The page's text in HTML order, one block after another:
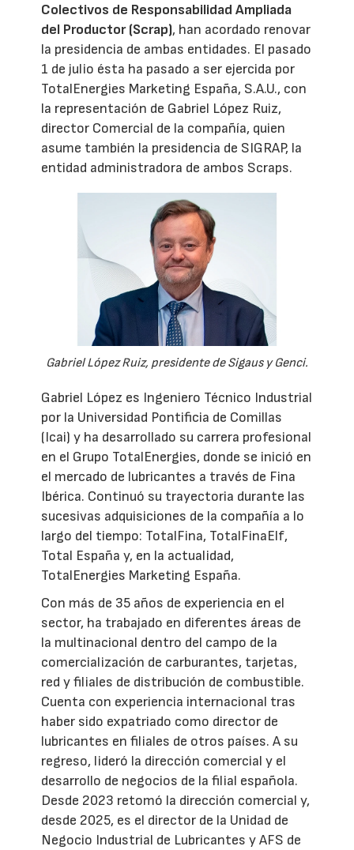
Colectivos de Responsabilidad Ampliada
del Productor (Scrap), han acordado renovar
la presidencia de ambas entidades. El pasado
1 de julio ésta ha pasado a ser ejercida por
TotalEnergies Marketing España, S.A.U., con
la representación de Gabriel López Ruiz,
director Comercial de la compañía, quien
asume también la presidencia de SIGRAP, la
entidad administradora de ambos Scraps.
Gabriel López Ruiz, presidente de Sigaus y Genci.
Gabriel López es Ingeniero Técnico Industrial
por la Universidad Pontificia de Comillas
(Icai) y ha desarrollado su carrera profesional
en el Grupo TotalEnergies, donde se inició en
el mercado de lubricantes a través de Fina
Ibérica. Continuó su trayectoria durante las
sucesivas adquisiciones de la compañía a lo
largo del tiempo: TotalFina, TotalFinaElf,
Total España y, en la actualidad,
TotalEnergies Marketing España.
Con más de 35 años de experiencia en el
sector, ha trabajado en diferentes áreas de
la multinacional dentro del campo de la
comercialización de carburantes, tarjetas,
red y filiales de distribución de combustible.
Cuenta con experiencia internacional tras
haber sido expatriado como director de
lubricantes en filiales de otros países. A su
regreso, lideró la dirección comercial y el
desarrollo de negocios de la filial española.
Desde 2023 retomó la dirección comercial y,
desde 2025, es el director de la Unidad de
Negocio Industrial de Lubricantes y AFS de